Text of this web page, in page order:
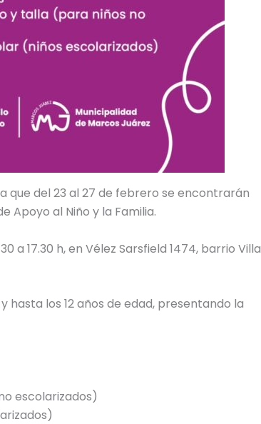
que del 23 al 27 de febrero se encontrarán
Apoyo al Niño y la Familia.
a 17.30 h, en Vélez Sarsfield 1474, barrio Villa
hasta los 12 años de edad, presentando la
escolarizados)